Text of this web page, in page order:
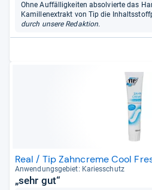
Ohne Auffälligkeiten absolvierte das
Kamillenextrakt von Tip die
durch unsere Redaktion.
Real / Tip Zahncreme Cool
Anwen­dungs­ge­biet: Kari­es­schutz
„sehr gut“